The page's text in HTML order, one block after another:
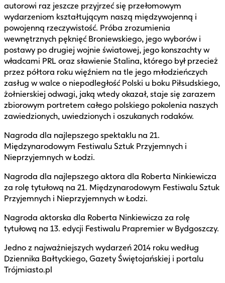
autorowi raz jeszcze przyjrzeć się przełomowym
wydarzeniom kształtującym naszą międzywojenną i
powojenną rzeczywistość. Próba zrozumienia
wewnętrznych pęknięć Broniewskiego, jego wyborów i
postawy po drugiej wojnie światowej, jego konszachty w
władcami PRL oraz sławienie Stalina, którego był przecież
przez półtora roku więźniem na tle jego młodzieńczych
zasług w walce o niepodległość Polski u boku Piłsudskiego,
żołnierskiej odwagi, jaką wtedy okazał, staje się zarazem
zbiorowym portretem całego polskiego pokolenia naszych
zawiedzionych, uwiedzionych i oszukanych rodaków.
Nagroda dla najlepszego spektaklu na 21.
Międzynarodowym Festiwalu Sztuk Przyjemnych i
Nieprzyjemnych w Łodzi.
Nagroda dla najlepszego aktora dla Roberta Ninkiewicza
za rolę tytułową na 21. Międzynarodowym Festiwalu Sztuk
Przyjemnych i Nieprzyjemnych w Łodzi.
Nagroda aktorska dla Roberta Ninkiewicza za rolę
tytułową na 13. edycji Festiwalu Prapremier w Bydgoszczy.
Jedno z najważniejszych wydarzeń 2014 roku według
Dziennika Bałtyckiego, Gazety Świętojańskiej i portalu
Trójmiasto.pl